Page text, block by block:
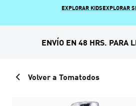
EXPLORAR KIDSEXPLORAR
ENVÍO EN 48 HRS. PARA
Volver a Tomatodos